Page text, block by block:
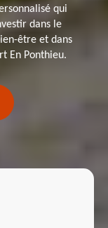
qui
dans le
être et dans
En Ponthieu.